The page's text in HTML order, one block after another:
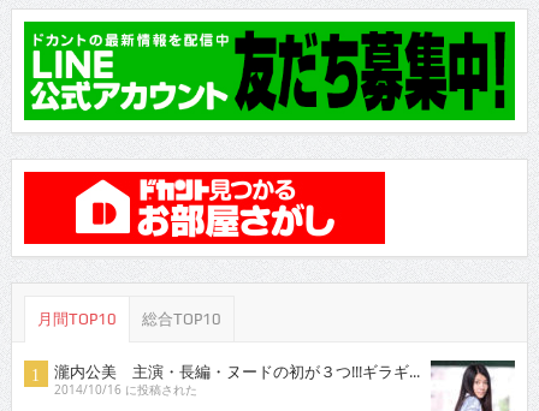
月間TOP10 総合TOP10
瀧内公美 主演・長編・ヌードの初が３つ!!!ギラギ...
2014/10/16 に投稿された